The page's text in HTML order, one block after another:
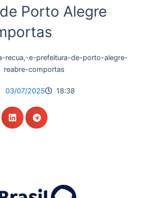
Porto Alegre
03/07/2025 18:38